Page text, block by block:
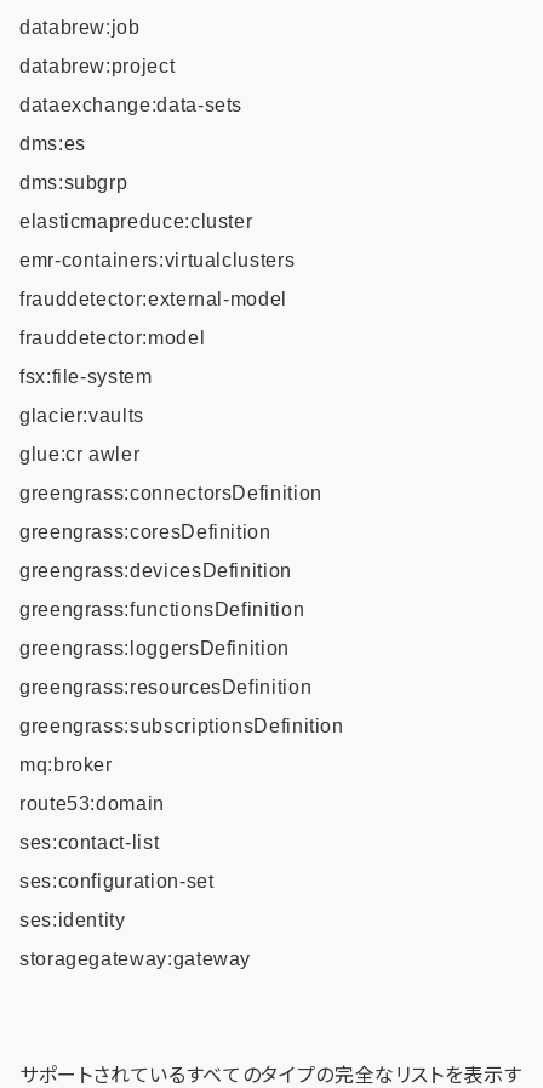
databrew:job
databrew:project
dataexchange:data-sets
dms:es
dms:subgrp
elasticmapreduce:cluster
emr-containers:virtualclusters
frauddetector:external-model
frauddetector:model
fsx:file-system
glacier:vaults
glue:cr awler
greengrass:connectorsDefinition
greengrass:coresDefinition
greengrass:devicesDefinition
greengrass:functionsDefinition
greengrass:loggersDefinition
greengrass:resourcesDefinition
greengrass:subscriptionsDefinition
mq:broker
route53:domain
ses:contact-list
ses:configuration-set
ses:identity
storagegateway:gateway
サポートされているすべてのタイプの完全なリストを表示す